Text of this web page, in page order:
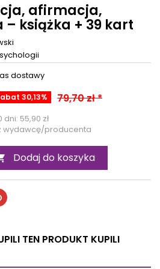
afirmacja,
książka + 39 kart
dostawy
30,13% 79,70 zł *
dni: 55,90 zł
wydawcę/producenta
Dodaj do koszyka
TEN PRODUKT KUPILI